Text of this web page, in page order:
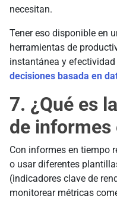
necesitan.
Tener eso disponible en
herramientas de
instantánea y efectividad
decisiones basada en
7. ¿Qué es
de informes
Con informes en tiempo
o usar diferentes
(indicadores clave de
monitorear métricas